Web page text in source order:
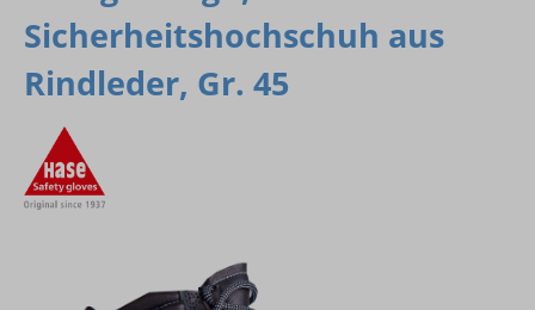
Sicherheitshochschuh aus
Rindleder, Gr. 45
Bildergalerie überspringen